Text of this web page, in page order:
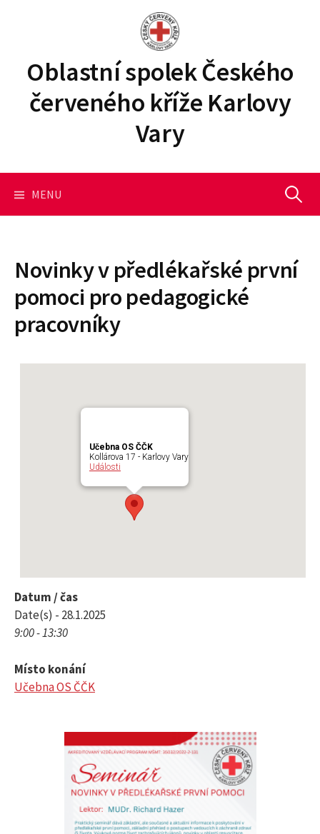
s
Oblastní spolek Českého
červeného kříže Karlovy
Vary
MENU V
h
e
n
Novinky v předlékařské první
pomoci pro pedagogické
pracovníky
Učebna OS ČČK
Kollárova 17 - Karlovy Vary
Události
Datum / čas
Date(s) - 28.1.2025
9:00 - 13:30
Místo konání
Učebna OS ČČK